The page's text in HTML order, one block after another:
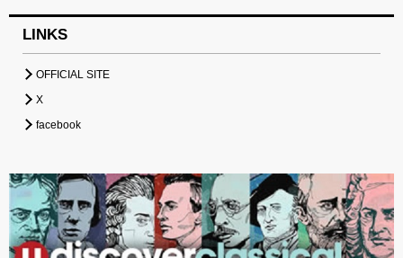
LINKS
OFFICIAL SITE
X
facebook